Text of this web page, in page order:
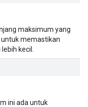
maksimum yang
memastikan
kecil.
ini ada untuk